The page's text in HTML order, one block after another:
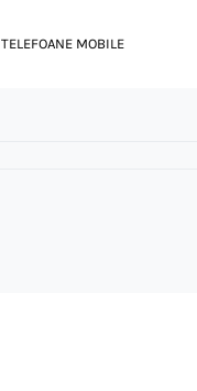
TELEFOANE MOBILE